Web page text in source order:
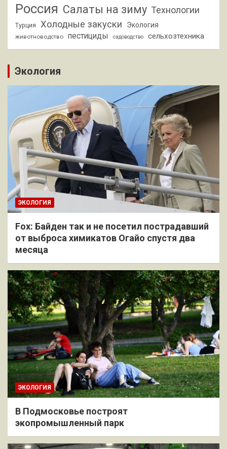
Россия Салаты на зиму Технологии
Турция Холодные закуски Экология
животноводство пестициды садоводство сельхозтехника
Экология
ЭКОЛОГИЯ
Fox: Байден так и не посетил пострадавший
от выброса химикатов Огайо спустя два
месяца
ЭКОЛОГИЯ
В Подмосковье построят
экопромышленный парк